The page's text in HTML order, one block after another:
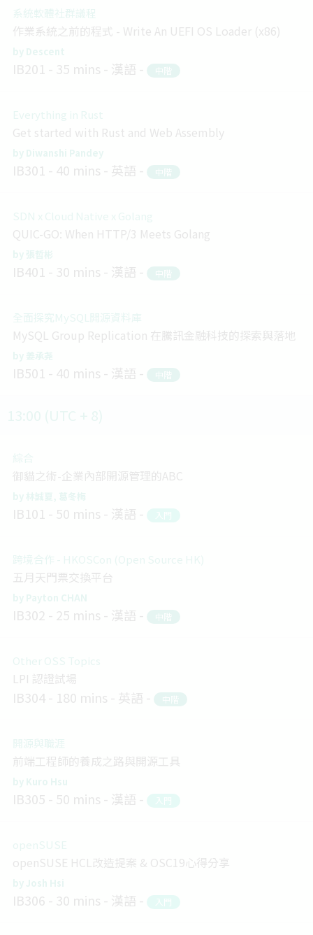
系統軟體社群議程
作業系統之前的程式 - Write An UEFI OS Loader (x86)
Descent
IB201 35 mins 漢語 中階
Everything in Rust
Get started with Rust and Web Assembly
Diwanshi Pandey
IB301 40 mins 英語 中階
SDN x Cloud Native x Golang
QUIC-GO: When HTTP/3 Meets Golang
張哲彬
IB401 30 mins 漢語 中階
全面探究MySQL開源資料庫
MySQL Group Replication 在騰訊金融科技的探索與落地
姜承尧
IB501 40 mins 漢語 中階
綜合
御貓之術-企業內部開源管理的ABC
林誠夏 葛冬梅
IB101 50 mins 漢語 入門
跨境合作 - HKOSCon (Open Source HK)
五月天門票交換平台
Payton CHAN
IB302 25 mins 漢語 中階
Other OSS Topics
LPI 認證試場
IB304 180 mins 英語 中階
開源與職涯
前端工程師的養成之路與開源工具
Kuro Hsu
IB305 50 mins 漢語 入門
openSUSE
openSUSE HCL改造提案 & OSC19心得分享
Josh Hsi
IB306 30 mins 漢語 入門